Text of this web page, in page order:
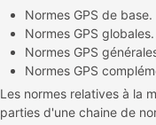
Normes GPS de base.
Normes GPS globales.
Normes GPS
Normes GPS
Les normes relatives à la
parties d'une chaine de